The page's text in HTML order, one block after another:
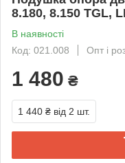
8.180, 8.150 TGL,
В наявності
Код: 021.008
Опт і
1 480 ₴
1 440 ₴ від 2 шт.